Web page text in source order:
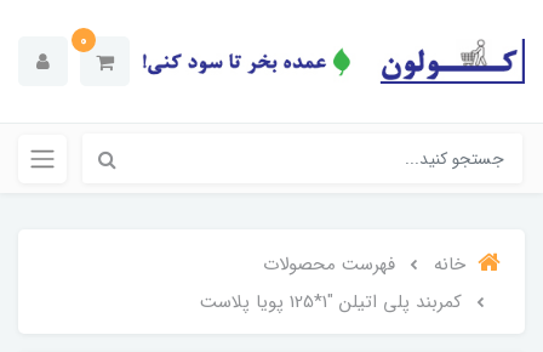
0
خانه
فهرست محصولات
کمربند پلی اتیلن "1*125 پویا پلاست